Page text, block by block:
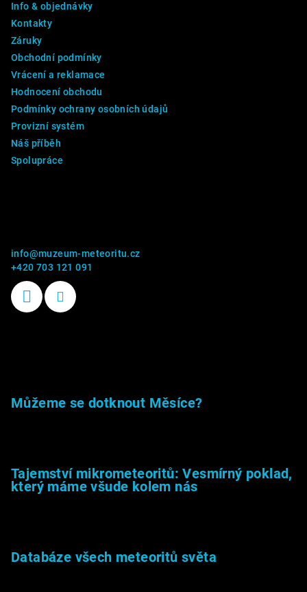
Info & objednávky
Kontakty
Záruky
Obchodní podmínky
Vrácení a reklamace
Hodnocení obchodu
Podmínky ochrany osobních údajů
Provizní systém
Náš příběh
Spolupráce
info@muzeum-meteoritu.cz
+420 703 121 091
Můžeme se dotknout Měsíce?
Tajemství mikrometeoritů: Vesmírný poklad,
který máme všude kolem nás
Databáze všech meteoritů světa